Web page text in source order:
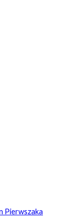
Pierwszaka